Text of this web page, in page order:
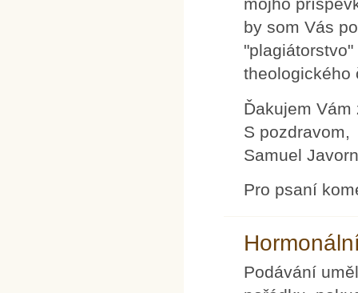
môjho
by som Vás
theologického
Ďakujem
S pozdravom,
Samuel
Pro psaní
Podávání